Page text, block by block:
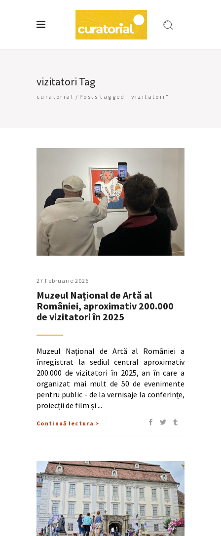
vizitatori Tag
curatorial / Posts tagged "vizitatori"
27 Februarie 2026
Muzeul Național de Artă al
României, aproximativ 200.000
de vizitatori în 2025
Muzeul Național de Artă al României a
înregistrat la sediul central aproximativ
200.000 de vizitatori în 2025, an în care a
organizat mai mult de 50 de evenimente
pentru public - de la vernisaje la conferințe,
proiecții de film și
Continuă lectura >